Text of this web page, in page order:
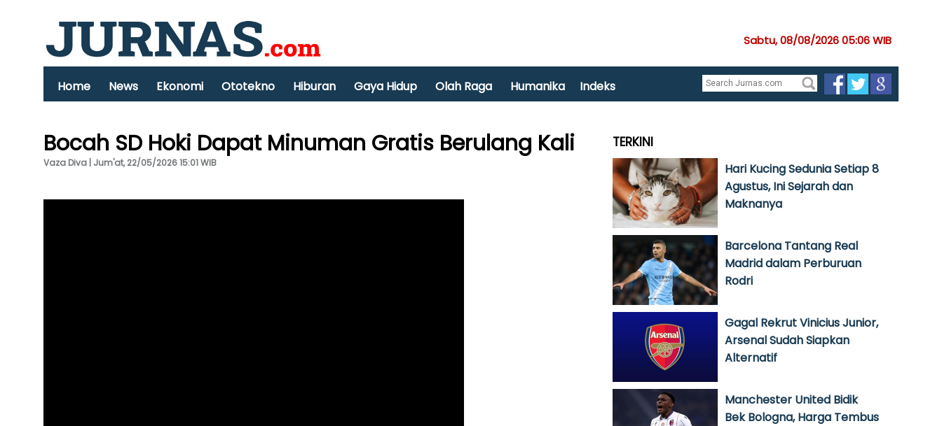
Sabtu, 08/08/2026 05:06 WIB
Home News Ekonomi Ototekno Hiburan Gaya Hidup Olah Raga Humanika Indeks
Bocah SD Hoki Dapat Minuman Gratis Berulang Kali
Vaza Diva | Jum'at, 22/05/2026 15:01 WIB
TERKINI
Hari Kucing Sedunia Setiap 8
Agustus, Ini Sejarah dan
Maknanya
Barcelona Tantang Real
Madrid dalam Perburuan
Rodri
Gagal Rekrut Vinicius Junior,
Arsenal Sudah Siapkan
Alternatif
Manchester United Bidik
Bek Bologna, Harga Tembus